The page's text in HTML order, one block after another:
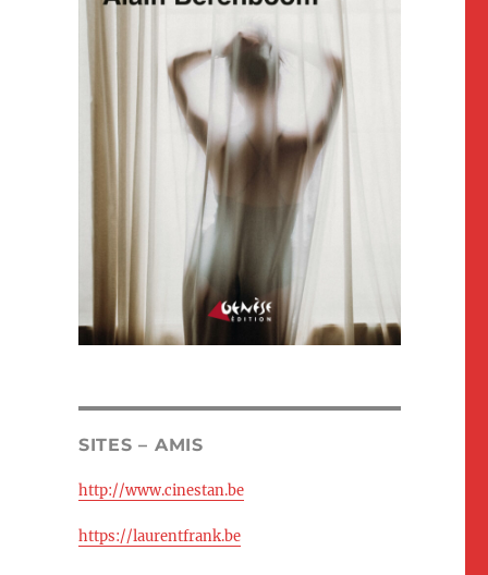
SITES – AMIS
http://www.cinestan.be
https://laurentfrank.be